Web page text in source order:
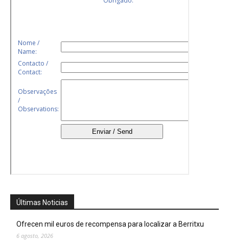
Últimas Noticias
Ofrecen mil euros de recompensa para localizar a Berritxu
6 agosto, 2026